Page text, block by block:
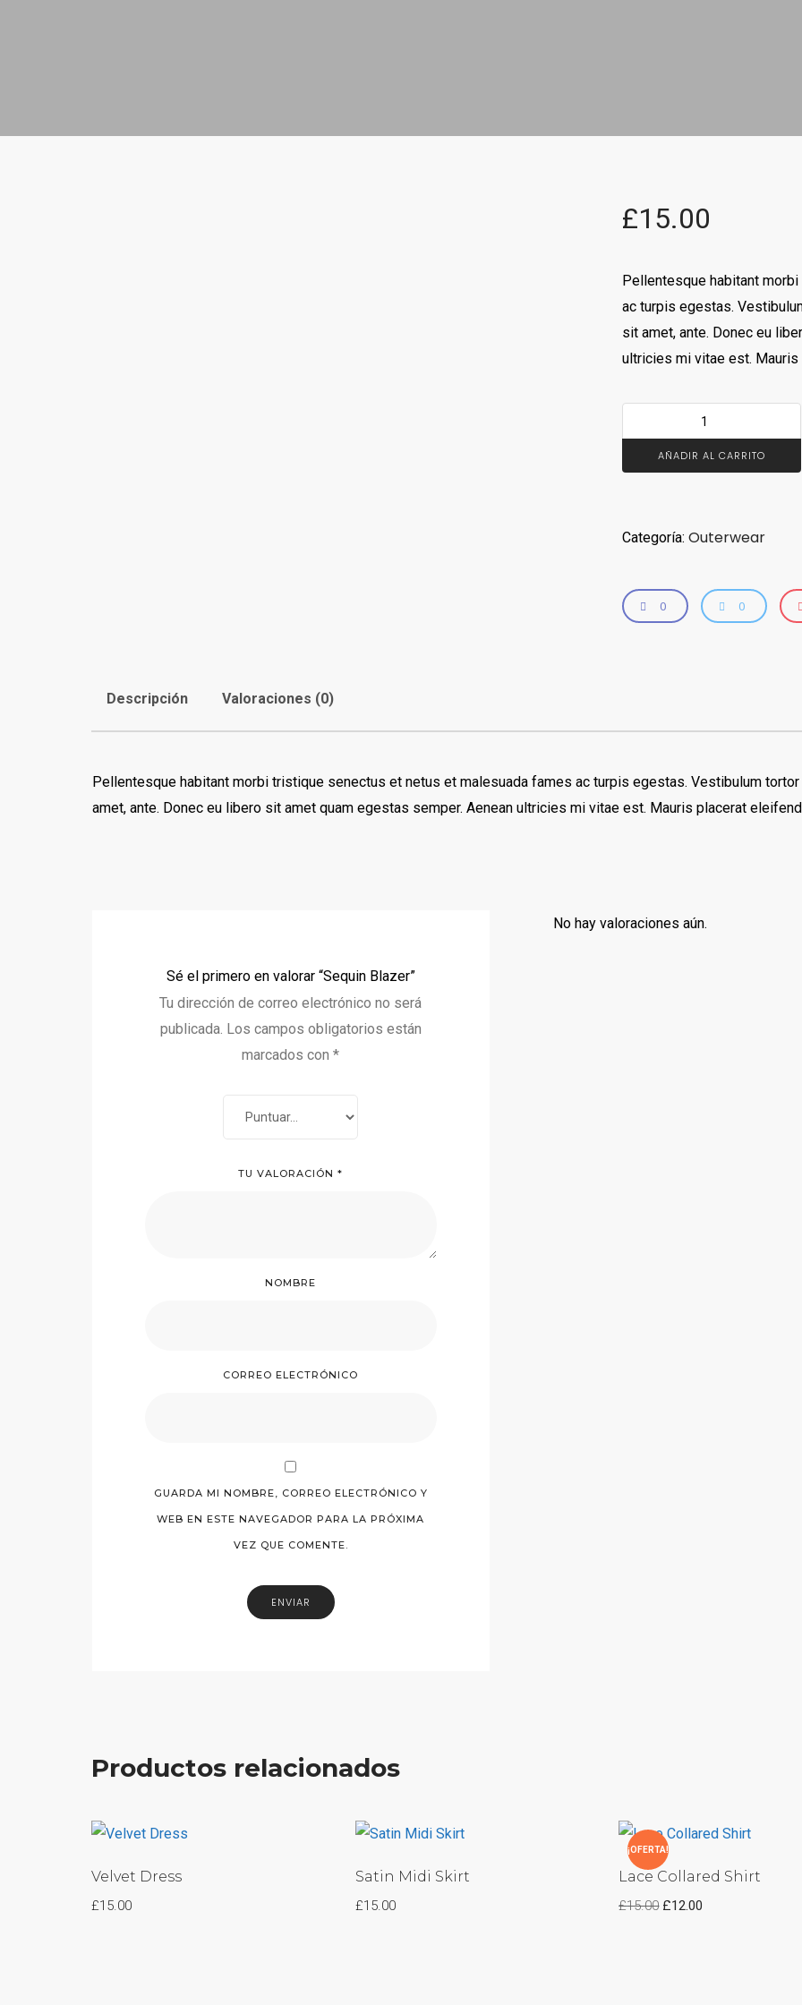
£15.00
Pellentesque habitant
ac turpis egestas.
sit amet, ante. Donec eu
ultricies mi vitae est.
AÑADIR AL CARRITO
Categoría: Outerwear
0 0
Descripción Valoraciones (0)
Pellentesque habitant morbi tristique senectus et netus et malesuada fames ac turpis egestas. Vestibulum
amet, ante. Donec eu libero sit amet quam egestas semper. Aenean ultricies mi vitae est. Mauris placerat
No hay valoraciones aún.
Sé el primero en valorar “Sequin Blazer”
Tu dirección de correo electrónico no será
publicada. Los campos obligatorios están
marcados con*
TU VALORACIÓN*
NOMBRE
CORREO ELECTRÓNICO
GUARDA MI NOMBRE, CORREO ELECTRÓNICO Y
WEB EN ESTE NAVEGADOR PARA LA PRÓXIMA
VEZ QUE COMENTE.
Productos relacionados
Velvet Dress
£15.00
Satin Midi Skirt
£15.00
¡OFERTA!
Lace Collared Shirt
£15.00 £12.00